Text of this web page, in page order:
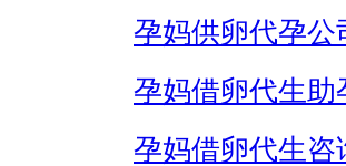
孕妈供卵代孕公
孕妈借卵代生助
孕妈借卵代生咨